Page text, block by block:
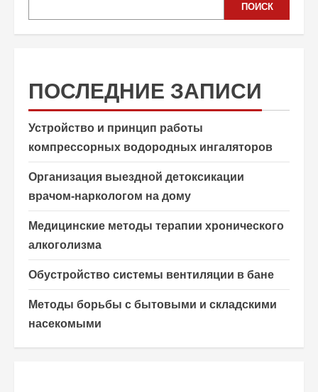
ПОИСК
ПОСЛЕДНИЕ ЗАПИСИ
Устройство и принцип работы
компрессорных водородных ингаляторов
Организация выездной детоксикации
врачом-наркологом на дому
Медицинские методы терапии хронического
алкоголизма
Обустройство системы вентиляции в бане
Методы борьбы с бытовыми и складскими
насекомыми